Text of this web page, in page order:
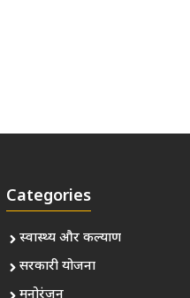
Categories
स्वास्थ्य और कल्याण
सरकारी योजना